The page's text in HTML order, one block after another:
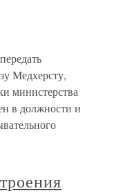
Медхерсту,
министерства
в должности и